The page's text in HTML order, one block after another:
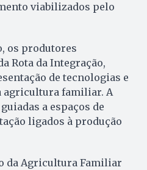
viabilizados pelo
os produtores
Rota da Integração,
de tecnologias e
agricultura familiar. A
a espaços de
ligados à produção
da Agricultura Familiar